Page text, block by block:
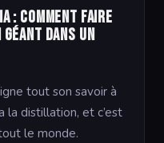
: comment faire
dans un
tout son savoir à
la distillation, et c’est
le monde.